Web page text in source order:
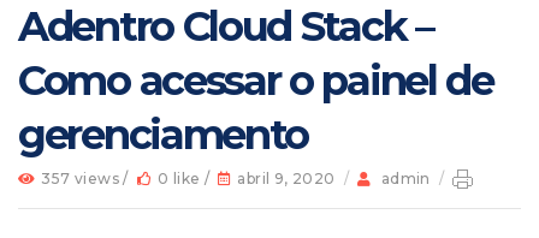
Adentro Cloud Stack –
Como acessar o painel de
gerenciamento
357 views / 0 like / abril 9, 2020 / admin /